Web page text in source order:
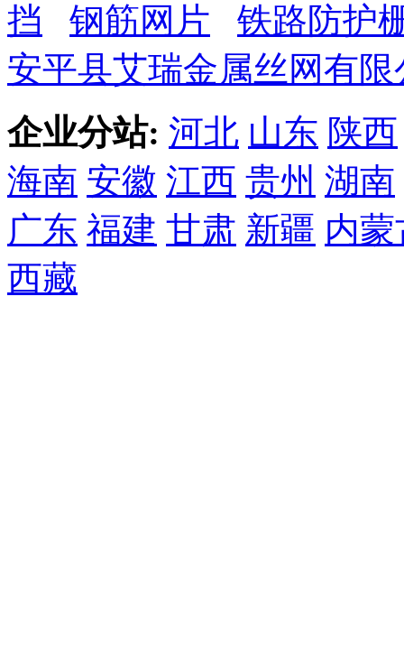
挡
钢筋网片
铁路防护
安平县艾瑞金属丝网有限
企业分站: 河北 山东 陕西
海南 安徽 江西 贵州 湖南
广东 福建 甘肃 新疆 内蒙
西藏